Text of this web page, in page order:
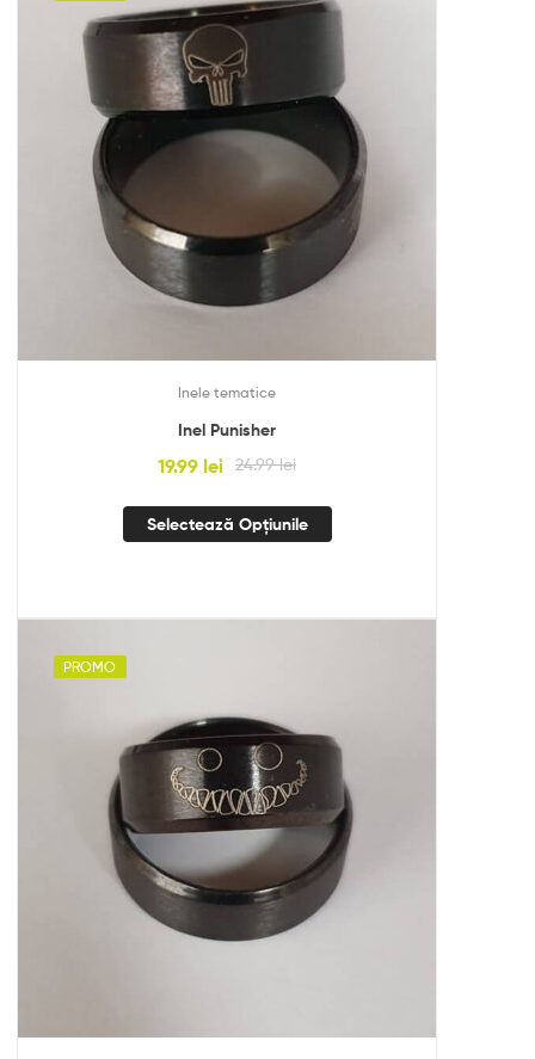
Inele tematice
Inel Punisher
24.99lei
19.99 lei
Selectează Opțiunile
PROMO